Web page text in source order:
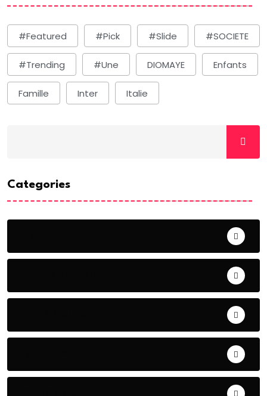
#Featured #Pick #Slide #SOCIETE
#Trending #une DIOMAYE Enfants
Famille Inter Italie
Categories